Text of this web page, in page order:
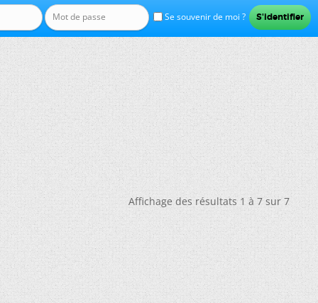
Se souvenir de moi ?
Affichage des résultats 1 à 7 sur 7